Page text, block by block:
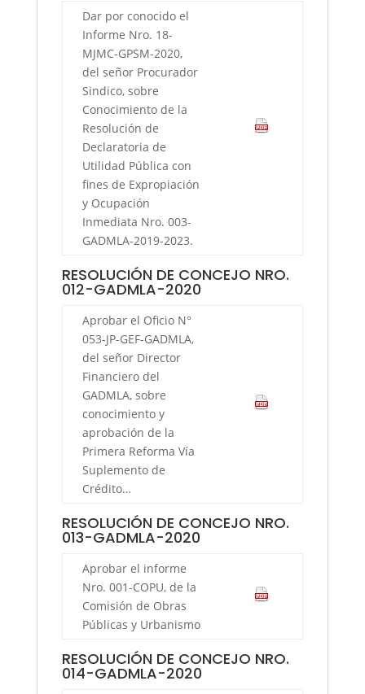
Dar por conocido el
Informe Nro. 18-
MJMC-GPSM-2020,
del señor Procurador
Sindico, sobre
Conocimiento de la
Resolución de
Declaratoria de
Utilidad Pública con
fines de Expropiación
y Ocupación
Inmediata Nro. 003-
GADMLA-2019-2023.
RESOLUCIÓN DE CONCEJO NRO.
012-GADMLA-2020
Aprobar el Oficio N°
053-JP-GEF-GADMLA,
del señor Director
Financiero del
GADMLA, sobre
conocimiento y
aprobación de la
Primera Reforma Vía
Suplemento de
Crédito…
RESOLUCIÓN DE CONCEJO NRO.
013-GADMLA-2020
Aprobar el informe
Nro. 001-COPU, de la
Comisión de Obras
Públicas y Urbanismo
RESOLUCIÓN DE CONCEJO NRO.
014-GADMLA-2020